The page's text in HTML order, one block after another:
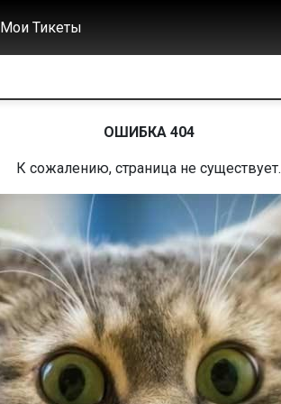
Мои Тикеты
ОШИБКА 404
К сожалению, страница не существует.